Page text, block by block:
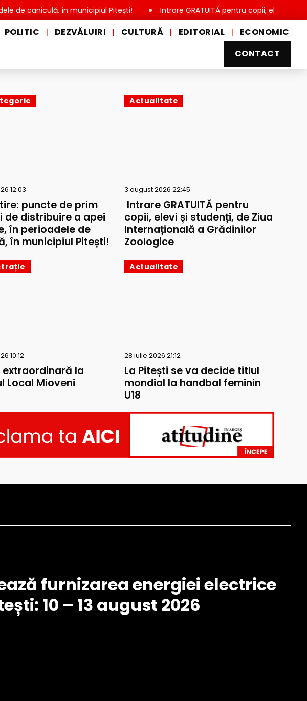
în municipiul Pitești! Intrare GRATUITĂ pentru copii, elevi și studenți, de
POLITIC | DEZVĂLUIRI | CULTURĂ | EDITORIAL |
ECONOMIC
CONTACT
12:03
puncte de prim
de distribuire a apei
în perioadele de
în municipiul Pitești!
Actualitate
3 august 2026 22:45
Intrare GRATUITĂ pentru
copii, elevi și studenți, de Ziua
Internațională a Grădinilor
Zoologice
10:12
extraordinară la
Local Mioveni
Actualitate
28 iulie 2026 21:12
La Pitești se va decide titlul
mondial la handbal feminin
U18
furnizarea energiei electrice
10 – 13 august 2026